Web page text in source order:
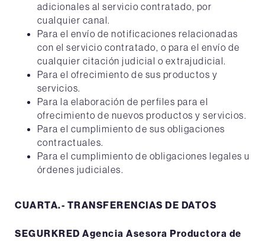
adicionales al servicio contratado, por
cualquier canal.
Para el envío de notificaciones relacionadas
con el servicio contratado, o para el envío de
cualquier citación judicial o extrajudicial.
Para el ofrecimiento de sus productos y
servicios.
Para la elaboración de perfiles para el
ofrecimiento de nuevos productos y servicios.
Para el cumplimiento de sus obligaciones
contractuales.
Para el cumplimiento de obligaciones legales u
órdenes judiciales.
CUARTA.- TRANSFERENCIAS DE DATOS
SEGURKRED Agencia Asesora Productora de